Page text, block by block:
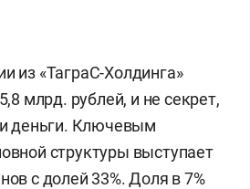
из «ТаграС-Холдинга»
млрд. рублей, и не секрет,
деньги. Ключевым
структуры выступает
с долей 33%. Доля в 7%